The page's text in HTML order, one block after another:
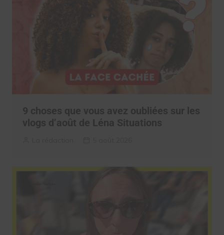
9 choses que vous avez oubliées sur les
vlogs d’août de Léna Situations